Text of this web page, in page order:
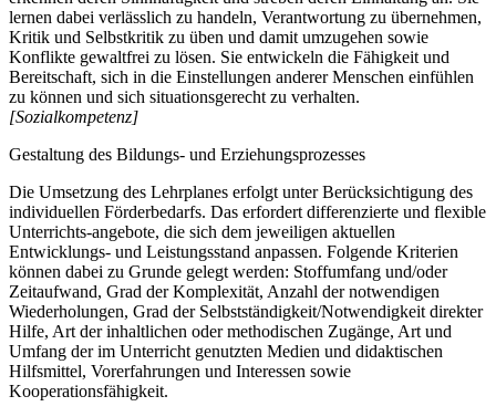
lernen dabei verlässlich zu handeln, Verantwortung zu übernehmen,
Kritik und Selbstkritik zu üben und damit umzugehen sowie
Konflikte gewaltfrei zu lösen. Sie entwickeln die Fähigkeit und
Bereitschaft, sich in die Einstellungen anderer Menschen einfühlen
zu können und sich situationsgerecht zu verhalten.
[Sozialkompetenz]
Gestaltung des Bildungs- und Erziehungsprozesses
Die Umsetzung des Lehrplanes erfolgt unter Berücksichtigung des
individuellen Förderbedarfs. Das erfordert differenzierte und flexible
Unterrichts-angebote, die sich dem jeweiligen aktuellen
Entwicklungs- und Leistungsstand anpassen. Folgende Kriterien
können dabei zu Grunde gelegt werden: Stoffumfang und/oder
Zeitaufwand, Grad der Komplexität, Anzahl der notwendigen
Wiederholungen, Grad der Selbstständigkeit/Notwendigkeit direkter
Hilfe, Art der inhaltlichen oder methodischen Zugänge, Art und
Umfang der im Unterricht genutzten Medien und didaktischen
Hilfsmittel, Vorerfahrungen und Interessen sowie
Kooperationsfähigkeit.